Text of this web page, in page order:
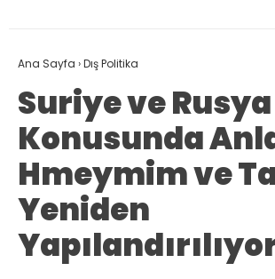
Ana Sayfa ›Dış Politika
Suriye ve
Konusunda
Hmeymim ve
Yeniden